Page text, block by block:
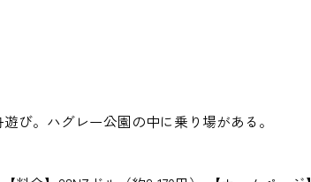
び。ハグレー公園の中に乗り場がある。